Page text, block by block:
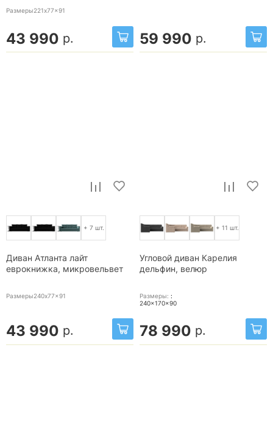
Размеры221x77x91
43 990 р. 59 990 р.
+ 7 шт.
Диван Атланта лайт
еврокнижка, микровельвет
Размеры240x77x91
43 990 р.
+ 11 шт.
Угловой диван Карелия
дельфин, велюр
Размеры: :
240x170x90
78 990 р.